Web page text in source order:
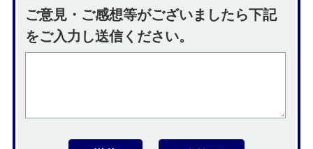
ご意見・ご感想等がございましたら下記
をご入力し送信ください。